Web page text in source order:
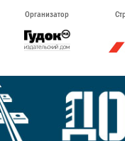
Организатор